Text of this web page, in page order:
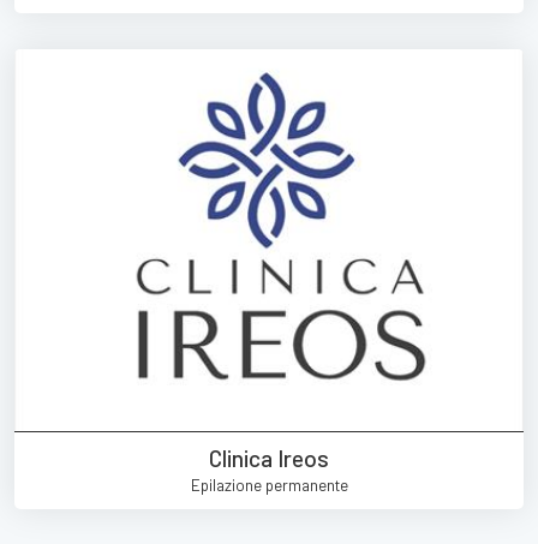
Clinica Ireos
Epilazione permanente